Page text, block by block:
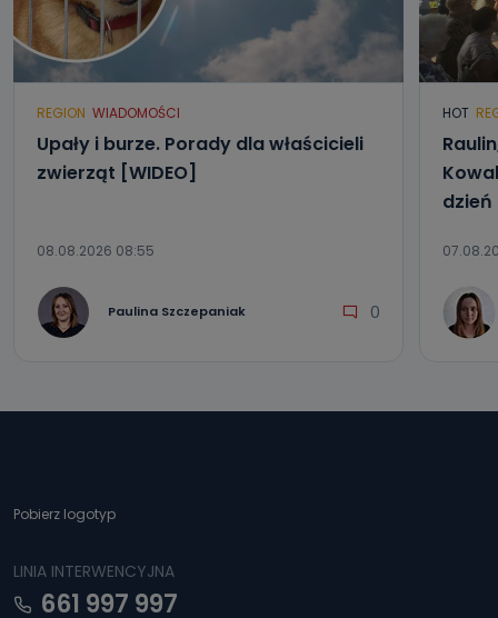
REGION WIADOMOŚCI
Upały i burze. Porady dla właścicieli
zwierząt [WIDEO]
08.08.2026 08:55
Paulina Szczepaniak 0
HOT
dzień
Pobierz logotyp
LINIA INTERWENCYJNA
661 997 997